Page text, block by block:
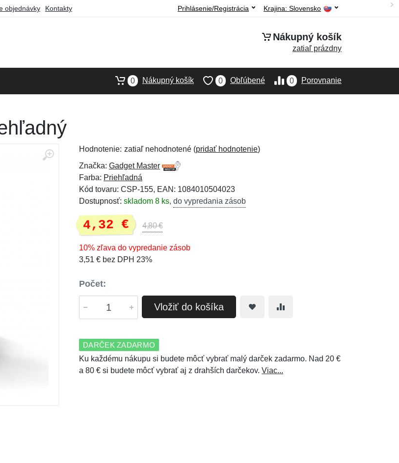
objednávky Kontakty Krajina: Slovensko
Prihlásenie/Registrácia
Nákupný košík
zatiaľ prázdny
0 Porovnanie
0 Obľúbené
0 Nákupný košík
Hodnotenie: zatiaľ nehodnotené (pridať hodnotenie)
Značka: Gadget Master
Farba: Priehľadná
Kód tovaru: CSP-155, EAN: 1084010504023
Dostupnosť: skladom 8 ks, do vypredania zásob
4,32 € 4,80 €
10% zľava do vypredanie zásob
3,51 € bez DPH 23%
Počet:
Vložiť do košíka
DARČEK ZADARMO
Ku každému nákupu si budete môcť vybrať malý darček zadarmo. Nad 20 €
a 80 € si budete môcť vybrať aj z drahších darčekov. Viac...